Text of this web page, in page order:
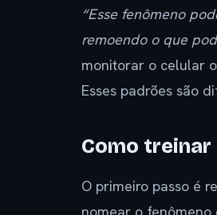
“Esse fenômeno
remoendo o que
monitorar o celular
Esses padrões são
Como
O primeiro passo é
nomear o fenômeno